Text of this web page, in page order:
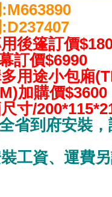
後篷訂價
訂價$6990
多用途小包廂(
)加購價$3600
尺寸/
省到府安裝
工資、運費